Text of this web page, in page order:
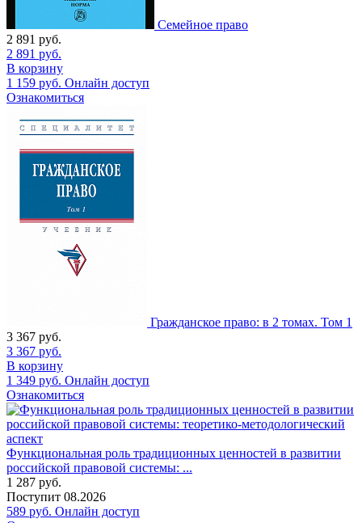
Семейное право
2 891 руб.
2 891 руб.
В корзину
1 159 руб. Онлайн доступ
Ознакомиться
Гражданское право: в 2 томах. Том 1
3 367 руб.
3 367 руб.
В корзину
1 349 руб. Онлайн доступ
Ознакомиться
Функциональная роль традиционных ценностей в развитии
российской правовой системы: ...
1 287 руб.
Поступит 08.2026
589 руб. Онлайн доступ